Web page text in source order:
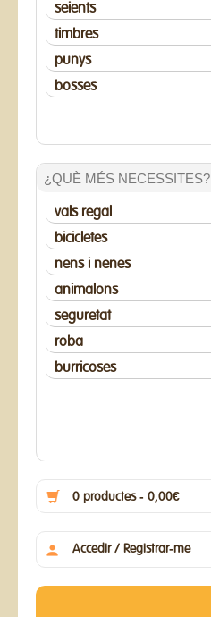
seients
timbres
punys
bosses
¿QUÈ MÉS NECESSITES?
vals regal
bicicletes
nens i nenes
animalons
seguretat
roba
burricoses
0 productes - 0,00€
Accedir / Registrar-me